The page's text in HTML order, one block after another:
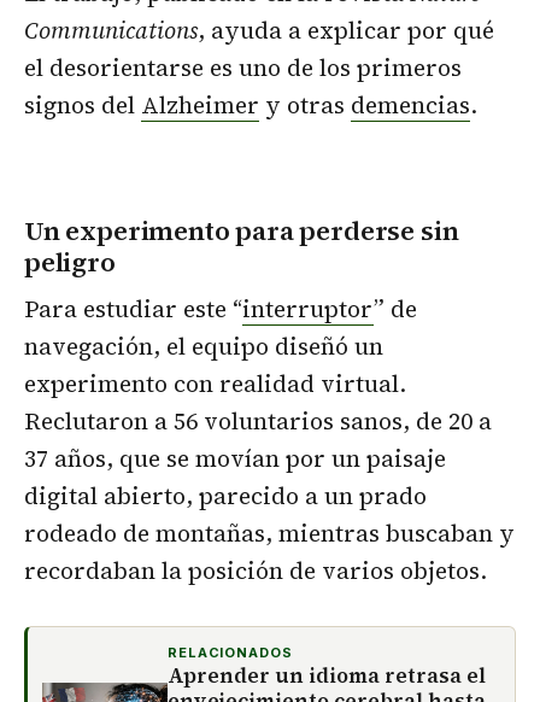
Communications, ayuda a explicar por qué
el desorientarse es uno de los primeros
signos del Alzheimer y otras demencias.
Un experimento para perderse sin
peligro
Para estudiar este “interruptor” de
navegación, el equipo diseñó un
experimento con realidad virtual.
Reclutaron a 56 voluntarios sanos, de 20 a
37 años, que se movían por un paisaje
digital abierto, parecido a un prado
rodeado de montañas, mientras buscaban y
recordaban la posición de varios objetos.
RELACIONADOS
Aprender un idioma retrasa el